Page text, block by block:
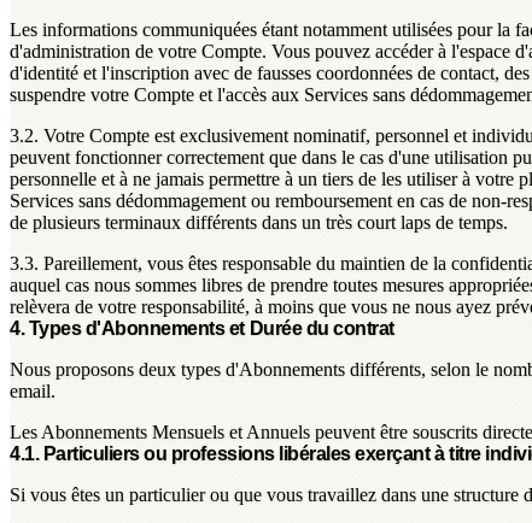
Les informations communiquées étant notamment utilisées pour la
d'administration de votre Compte. Vous pouvez accéder à l'espace
d'identité et l'inscription avec de fausses coordonnées de contact,
suspendre votre Compte et l'accès aux Services sans
3.2. Votre Compte est exclusivement nominatif, personnel et
peuvent fonctionner correctement que dans le cas d'une utilisation
personnelle et à ne jamais permettre à un tiers de les utiliser à
Services sans dédommagement ou remboursement en cas de non-
de plusieurs terminaux différents dans un très court laps de temps.
3.3. Pareillement, vous êtes responsable du maintien de la
auquel cas nous sommes libres de prendre toutes mesures
relèvera de votre responsabilité, à moins que vous ne nous ayez
4. Types d'Abonnements et Durée du contrat
Nous proposons deux types d'Abonnements différents, selon le
email.
Les Abonnements Mensuels et Annuels peuvent être souscrits
4.1. Particuliers ou professions libérales exerçant à titre
Si vous êtes un particulier ou que vous travaillez dans une structure